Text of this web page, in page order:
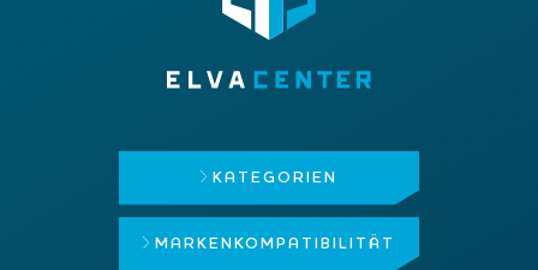
KATEGORIEN
MARKEN KOMPATIBILITÄT